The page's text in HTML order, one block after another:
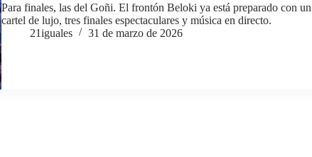
Para finales, las del Goñi. El frontón Beloki ya está preparado con un
cartel de lujo, tres finales espectaculares y música en directo.
21iguales
31 de marzo de 2026